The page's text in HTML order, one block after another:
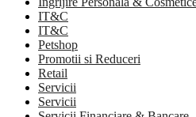
IT&C
IT&C
Petshop
Promotii si Reduceri
Retail
Servicii
Servicii